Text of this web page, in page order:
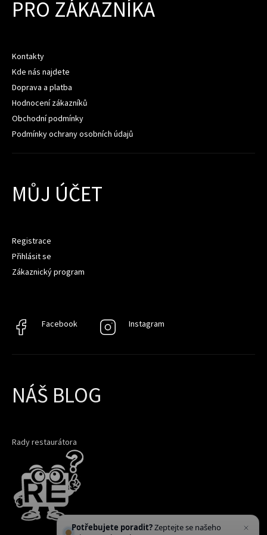
PRO ZÁKAZNÍKA
Kontakty
Kde nás najdete
Doprava a platba
Hodnocení zákazníků
Obchodní podmínky
Podmínky ochrany osobních údajů
MŮJ ÚČET
Registrace
Přihlásit se
Zákaznický program
Facebook
Facebook Instagram
Instagram
NÁŠ BLOG
Rady restaurátora
Potřebujete poradit?Zeptejte se našeho